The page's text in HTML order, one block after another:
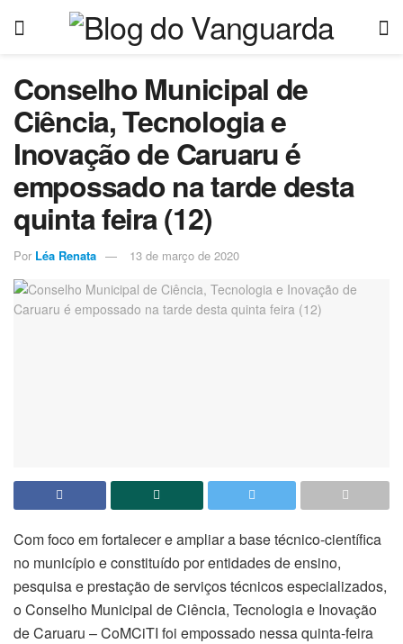
Conselho Municipal de
Ciência, Tecnologia e
Inovação de Caruaru é
empossado na tarde desta
quinta feira (12)
Por Léa Renata 13 de março de 2020
Com foco em fortalecer e ampliar a base técnico-científica
no município e constituído por entidades de ensino,
pesquisa e prestação de serviços técnicos especializados,
o Conselho Municipal de Ciência, Tecnologia e Inovação
de Caruaru – CoMCiTI foi empossado nessa quinta-feira